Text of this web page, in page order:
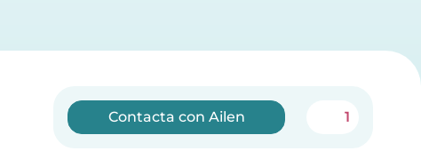
Contacta con Ailen 1